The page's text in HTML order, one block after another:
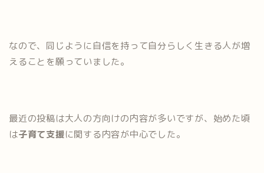
なので、同じように自信を持って自分らしく生きる人が増
えることを願っていました。
最近の投稿は大人の方向けの内容が多いですが、始めた頃
は子育て支援に関する内容が中心でした。